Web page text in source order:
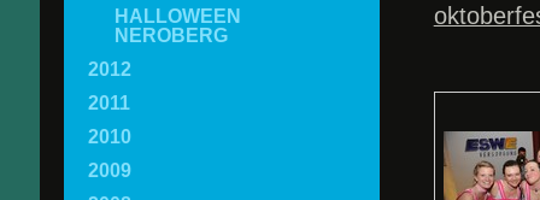
HALLOWEEN
NEROBERG
2012
2011
2010
2009